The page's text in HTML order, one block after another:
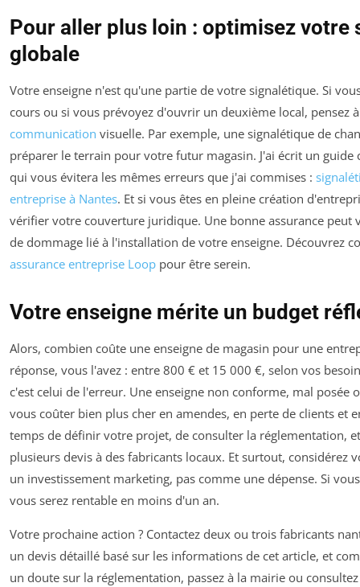
Pour aller plus loin : optimisez votre
globale
Votre enseigne n'est qu'une partie de votre signalétique. Si
cours ou si vous prévoyez d'ouvrir un deuxième local, pensez
communication visuelle. Par exemple, une signalétique de
préparer le terrain pour votre futur magasin. J'ai écrit un guide
qui vous évitera les mêmes erreurs que j'ai commises :
entreprise à Nantes. Et si vous êtes en pleine création
vérifier votre couverture juridique. Une bonne assurance peut
de dommage lié à l'installation de votre enseigne. Découvrez
assurance entreprise Loop pour être serein.
Votre enseigne mérite un budget
Alors, combien coûte une enseigne de magasin pour une
réponse, vous l'avez : entre 800 € et 15 000 €, selon vos
c'est celui de l'erreur. Une enseigne non conforme, mal posée
vous coûter bien plus cher en amendes, en perte de clients et
temps de définir votre projet, de consulter la réglementation,
plusieurs devis à des fabricants locaux. Et surtout, considérez
un investissement marketing, pas comme une dépense. Si
vous serez rentable en moins d'un an.
Votre prochaine action ? Contactez deux ou trois fabricants
un devis détaillé basé sur les informations de cet article, et
un doute sur la réglementation, passez à la mairie ou